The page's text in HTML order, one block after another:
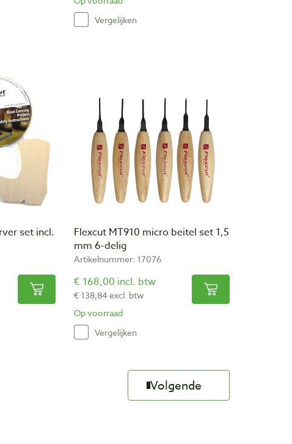
Vergelijken
set incl.
Flexcut MT910 micro beitel set 1,5
mm 6-delig
Artikelnummer: 17076
€ 168,00 incl. btw
€ 138,84 excl. btw
Op voorraad
Vergelijken
Volgende